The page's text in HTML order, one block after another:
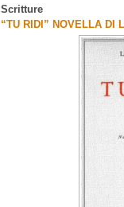
Scritture
“TU RIDI” NOVELLA DI